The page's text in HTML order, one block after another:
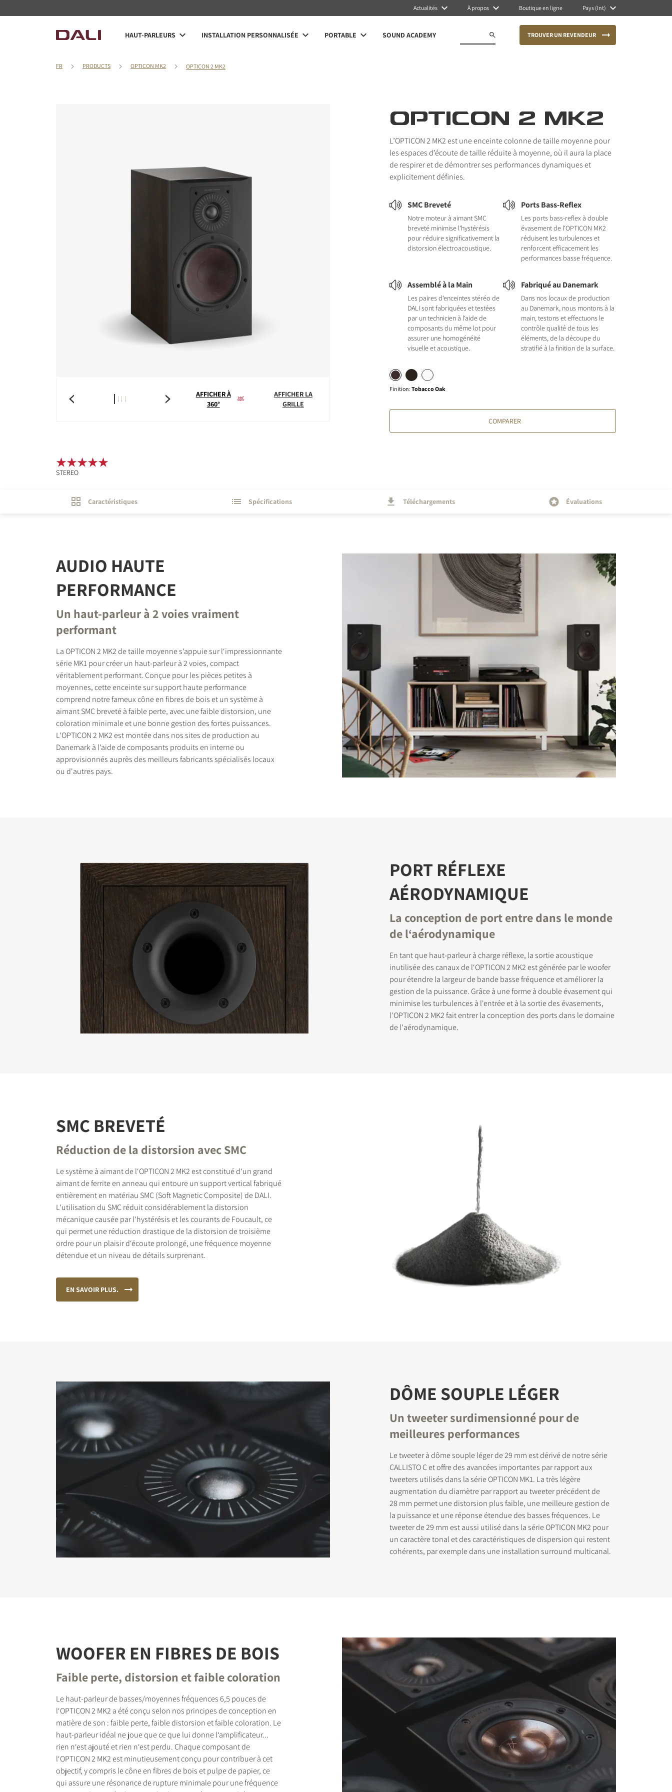
Actualités À propos Boutique en ligne Pays (Int)
HAUT-PARLEURS INSTALLATION PERSONNALISÉE PORTABLE SOUND ACADEMY TROUVER UN REVENDEUR
FR PRODUCTS OPTICON MK2 OPTICON 2 MK2
AFFICHER À
360°
AFFICHER LA
GRILLE
OPTICON 2 MK2
L’OPTICON 2 MK2 est une enceinte colonne de taille moyenne pour
les espaces d’écoute de taille réduite à moyenne, où il aura la place
de respirer et de démontrer ses performances dynamiques et
explicitement définies.
SMC Breveté
Notre moteur à aimant SMC
breveté minimise l‘hystérésis
pour réduire significativement la
distorsion électroacoustique.
Ports Bass-Reflex
Les ports bass-reflex à double
évasement de l‘OPTICON MK2
réduisent les turbulences et
renforcent efficacement les
performances basse fréquence.
Assemblé à la Main
Les paires d‘enceintes stéréo de
DALI sont fabriquées et testées
par un technicien à l‘aide de
composants du même lot pour
assurer une homogénéité
visuelle et acoustique.
Fabriqué au Danemark
Dans nos locaux de production
au Danemark, nous montons à la
main, testons et effectuons le
contrôle qualité de tous les
éléments, de la découpe du
stratifié à la finition de la surface.
Finition:Tobacco Oak
COMPARER
STEREO
COMPARER LES PRODUITS
Caractéristiques Spécifications Téléchargements Évaluations
AUDIO HAUTE
PERFORMANCE
Un haut-parleur à 2 voies vraiment
performant
La OPTICON 2 MK2 de taille moyenne s‘appuie sur l‘impressionnante
série MK1 pour créer un haut-parleur à 2 voies, compact
véritablement performant. Conçue pour les pièces petites à
moyennes, cette enceinte sur support haute performance
comprend notre fameux cône en fibres de bois et un système à
aimant SMC breveté à faible perte, avec une faible distorsion, une
coloration minimale et une bonne gestion des fortes puissances.
L‘OPTICON 2 MK2 est montée dans nos sites de production au
Danemark à l‘aide de composants produits en interne ou
approvisionnés auprès des meilleurs fabricants spécialisés locaux
ou d'autres pays.
PORT RÉFLEXE
AÉRODYNAMIQUE
La conception de port entre dans le monde
de l‘aérodynamique
En tant que haut-parleur à charge réflexe, la sortie acoustique
inutilisée des canaux de l‘OPTICON 2 MK2 est générée par le woofer
pour étendre la largeur de bande basse fréquence et améliorer la
gestion de la puissance. Grâce à une forme à double évasement qui
minimise les turbulences à l'entrée et à la sortie des évasements,
l'OPTICON 2 MK2 fait entrer la conception des ports dans le domaine
de l'aérodynamique.
SMC BREVETÉ
Réduction de la distorsion avec SMC
Le système à aimant de l‘OPTICON 2 MK2 est constitué d‘un grand
aimant de ferrite en anneau qui entoure un support vertical fabriqué
entièrement en matériau SMC (Soft Magnetic Composite) de DALI.
L‘utilisation du SMC réduit considérablement la distorsion
mécanique causée par l‘hystérésis et les courants de Foucault, ce
qui permet une réduction drastique de la distorsion de troisième
ordre pour un plaisir d‘écoute prolongé, une fréquence moyenne
détendue et un niveau de détails surprenant.
EN SAVOIR PLUS.
DÔME SOUPLE LÉGER
Un tweeter surdimensionné pour de
meilleures performances
Le tweeter à dôme souple léger de 29 mm est dérivé de notre série
CALLISTO C et offre des avancées importantes par rapport aux
tweeters utilisés dans la série OPTICON MK1. La très légère
augmentation du diamètre par rapport au tweeter précédent de
28 mm permet une distorsion plus faible, une meilleure gestion de
la puissance et une réponse étendue des basses fréquences. Le
tweeter de 29 mm est aussi utilisé dans la série OPTICON MK2 pour
un caractère tonal et des caractéristiques de dispersion qui restent
cohérents, par exemple dans une installation surround multicanal.
WOOFER EN FIBRES DE BOIS
Faible perte, distorsion et faible coloration
Le haut-parleur de basses/moyennes fréquences 6,5 pouces de
l‘OPTICON 2 MK2 a été conçu selon nos principes de conception en
matière de son : faible perte, faible distorsion et faible coloration. Le
haut-parleur idéal ne joue que ce que lui donne l‘amplificateur...
rien n‘est ajouté et rien n‘est perdu. Chaque composant de
l‘OPTICON 2 MK2 est minutieusement conçu pour contribuer à cet
objectif, y compris le cône en fibres de bois et pulpe de papier, ce
qui assure une résonance de rupture minimale pour une fréquence
INSCRIVEZ-VOUS POUR ACCÉDER AUX
TÉLÉCHARGEMENTS
Remplissez ce formulaire pour accéder directement à tous les fichiers en téléchargement
verrouillés de notre site Web.